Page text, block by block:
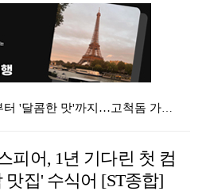
에스파, '쇠맛'부터 '달콤한 맛'까지…고척돔 가득 채…
'리그 2연패 정조준' 아스널, 뉴캐슬서 기마랑이스 영…
피어, 1년 기다린 첫 컴
집' 수식어 [ST종합]